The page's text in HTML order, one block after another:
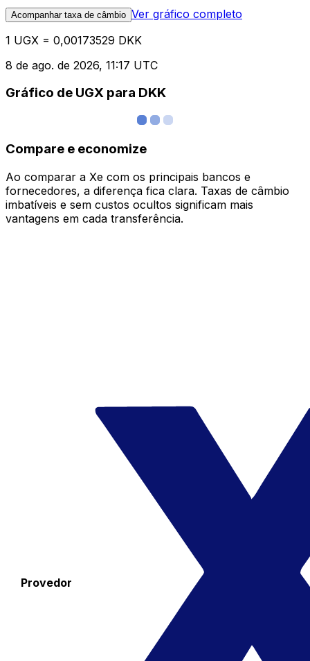
Acompanhar taxa de câmbio Ver gráfico completo
1 UGX = 0,00173529 DKK
8 de ago. de 2026, 11:17 UTC
Gráfico de UGX para DKK
Compare e economize
Ao comparar a Xe com os principais bancos e
fornecedores, a diferença fica clara. Taxas de câmbio
imbatíveis e sem custos ocultos significam mais
vantagens em cada transferência.
Provedor